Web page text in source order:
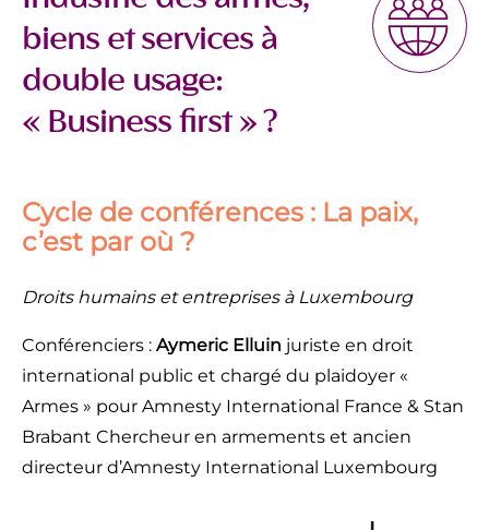
biens et services à
double usage:
« Business first » ?
Cycle de conférences : La paix,
c’est par où ?
Droits humains etentreprises à Luxembourg
Conférenciers : Aymeric Elluin juriste en droit
international public et chargé du plaidoyer «
Armes » pour Amnesty International France & Stan
Brabant Chercheur en armements et ancien
directeur d’Amnesty International Luxembourg